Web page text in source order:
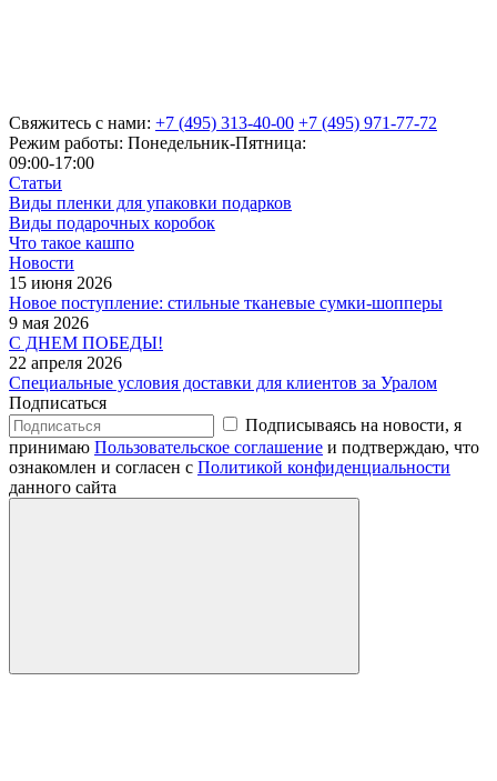
Свяжитесь с нами: +7 (495) 313-40-00 +7 (495) 971-77-72
Режим работы: Понедельник-Пятница:
09:00-17:00
Статьи
Виды пленки для упаковки подарков
Виды подарочных коробок
Что такое кашпо
Новости
15 июня 2026
Новое поступление: стильные тканевые сумки-шопперы
9 мая 2026
С ДНЕМ ПОБЕДЫ!
22 апреля 2026
Специальные условия доставки для клиентов за Уралом
Подписаться
Подписываясь на новости, я
принимаю Пользовательское соглашение и подтверждаю, что
ознакомлен и согласен с Политикой конфиденциальности
данного сайта